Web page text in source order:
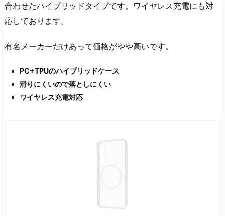
合わせたハイブリッドタイプです。ワイヤレス充電にも対
応しております。
有名メーカーだけあって価格がやや高いです。
PC+TPUのハイブリッドケース
滑りにくいので落としにくい
ワイヤレス充電対応